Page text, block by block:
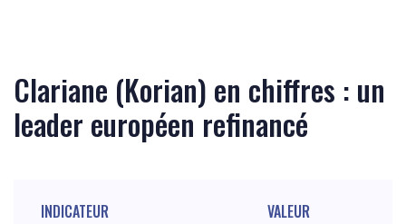
Clariane (Korian) en chiffres : un
leader européen refinancé
INDICATEUR
VALEUR